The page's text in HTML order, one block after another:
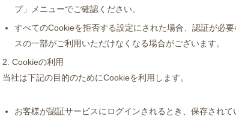
プ」メニューでご確認ください。
すべてのCookieを拒否する設定にされた場合、認証が必
スの一部がご利用いただけなくなる場合がございます。
2. Cookieの利用
当社は下記の目的のためにCookieを利用します。
お客様が認証サービスにログインされるとき、保存され